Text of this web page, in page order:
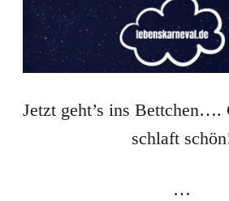
Jetzt geht’s ins Bettchen….
schlaft
…